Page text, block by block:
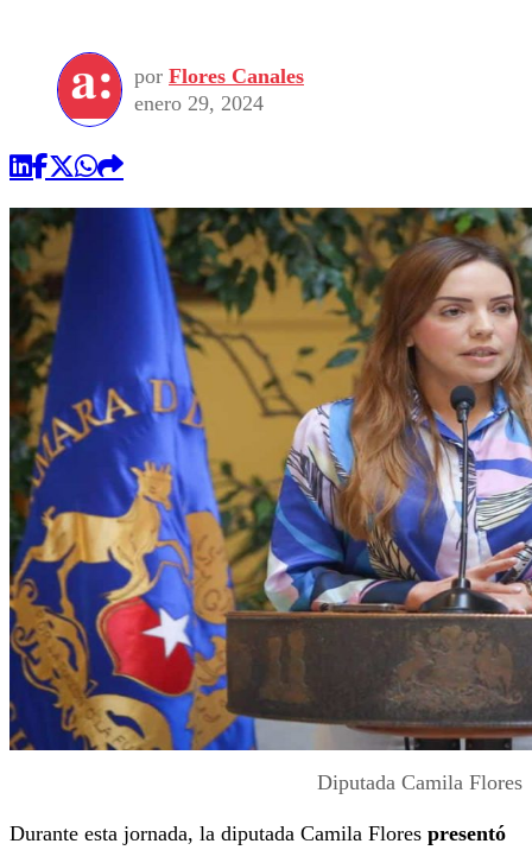
Universidad de Chile
Sustentabilidad
por Flores Canales
enero 29, 2024
Diputada Camila Flores
Durante esta jornada, la diputada Camila Flores presentó